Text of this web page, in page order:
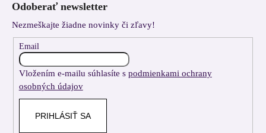
Odoberať newsletter
Nezmeškajte žiadne novinky či zľavy!
Email
Vložením e-mailu súhlasíte s podmienkami ochrany
osobných údajov
PRIHLÁSIŤ SA